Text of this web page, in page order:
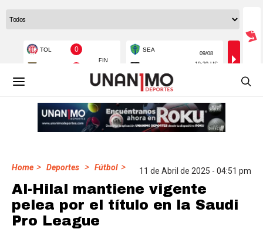
Home > Deportes > Fútbol > 11 de Abril de 2025 - 04:51 pm
Al-Hilal mantiene vigente
pelea por el título en la Saudi
Pro League